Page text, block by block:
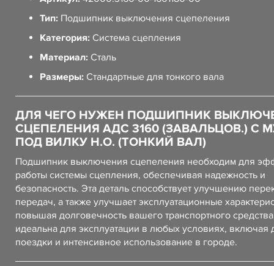
Тип: Подшипник выключения сцепеления
Категория: Система сцепления
Материал: Сталь
Размеры: Стандартные для тонкого вала
ДЛЯ ЧЕГО НУЖЕН ПОДШИПНИК
СЦЕПЕЛЕНИЯ АДС 3160 (ЗАВАЛЬЦОВ.) С
ПОД ВИЛКУ Н.О. (ТОНКИЙ ВАЛ)
Подшипник выключения сцепеления необходим для
работы системы сцепления, обеспечивая надежность и
безопасность. Эта деталь способствует улучшению
передач, а также улучшает эксплуатационные
повышая долговечность вашего транспортного
идеальна для эксплуатации в любых условиях, включая
поездки и интенсивное использование в городе.